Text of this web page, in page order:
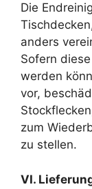
Die
anders
Sofern
werden
vor,
zum
zu stellen.
VI.